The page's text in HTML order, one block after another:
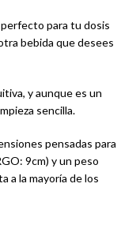
para tu dosis
bebida que desees
y aunque es un
sencilla.
pensadas para
9cm) y un peso
a la mayoría de los